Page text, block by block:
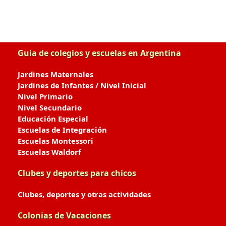
Guia de colegios y escuelas en Argentina
Jardines Maternales
Jardines de Infantes / Nivel Inicial
Nivel Primario
Nivel Secundario
Educación Especial
Escuelas de Integración
Escuelas Montessori
Escuelas Waldorf
Clubes y deportes para chicos
Clubes, deportes y otras actividades
Colonias de Vacaciones